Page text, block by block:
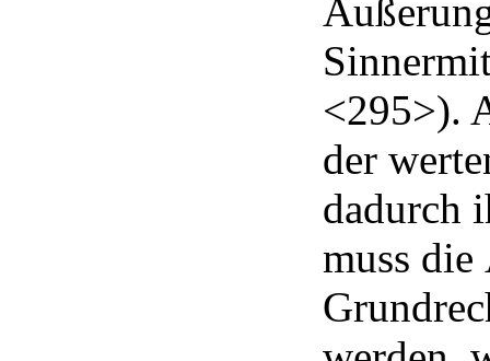
<295>).
der
dadurch
muss die